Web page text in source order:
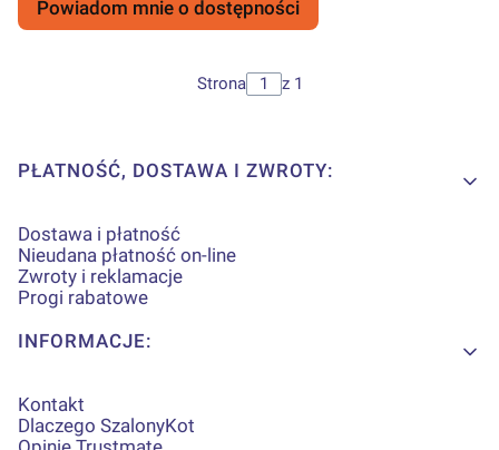
Powiadom mnie o dostępności
Strona z 1
Linki w stopce
PŁATNOŚĆ, DOSTAWA I ZWROTY:
Dostawa i płatność
Nieudana płatność on-line
Zwroty i reklamacje
Progi rabatowe
INFORMACJE:
Kontakt
Dlaczego SzalonyKot